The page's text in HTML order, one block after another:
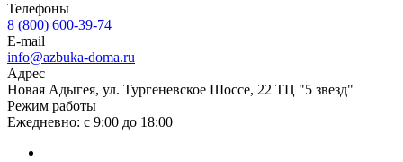
Телефоны
8 (800) 600-39-74
E-mail
info@azbuka-doma.ru
Адрес
Новая Адыгея, ул. Тургеневское Шоссе, 22 ТЦ "5 звезд"
Режим работы
Ежедневно: с 9:00 до 18:00